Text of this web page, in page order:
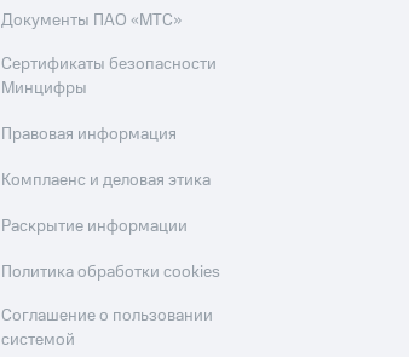
Документы ПАО «МТС»
Сертификаты безопасности
Минцифры
Правовая информация
Комплаенс и деловая этика
Раскрытие информации
Политика обработки cookies
Соглашение о пользовании
системой